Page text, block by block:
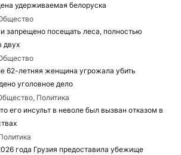
удерживаемая белоруска
запрещено посещать леса, полностью
двух
62-летняя женщина угрожала убить
уголовное дело
Политика
его инсульт в неволе был вызван отказом в
года Грузия предоставила убежище